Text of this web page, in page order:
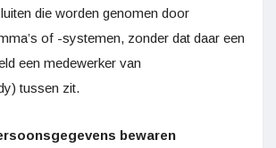
die worden genomen door
of -systemen, zonder dat daar een
een medewerker van
tussen zit.
bewaren